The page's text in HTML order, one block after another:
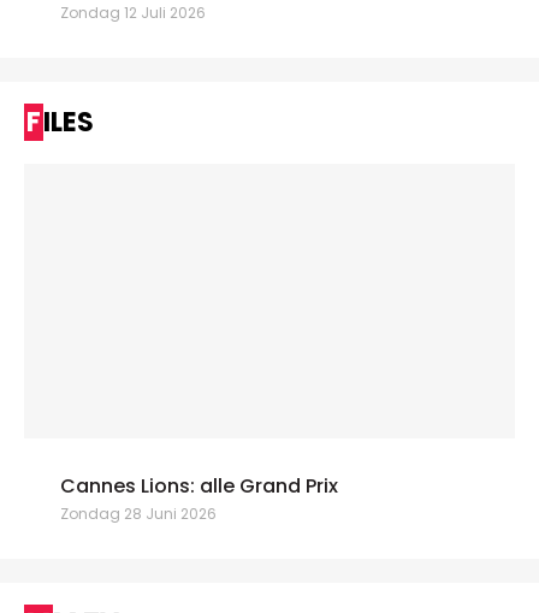
Zondag 12 Juli 2026
FILES
Cannes Lions: alle Grand Prix
Zondag 28 Juni 2026